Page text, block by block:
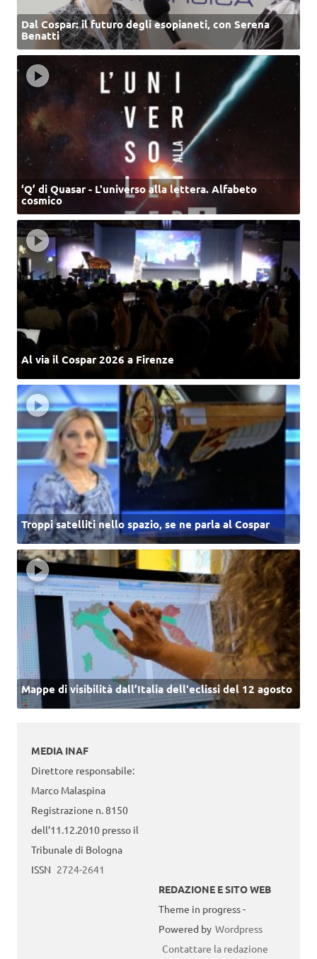
Dal Cospar: il futuro degli esopianeti, con Serena
Benatti
‘Q’ di Quasar - L'universo alla lettera. Alfabeto
cosmico
Al via il Cospar 2026 a Firenze
Troppi satelliti nello spazio, se ne parla al Cospar
Mappe di visibilità dall’Italia dell'eclissi del 12 agosto
MEDIA INAF
Direttore responsabile:
Marco Malaspina
Registrazione n. 8150
dell’11.12.2010 presso il
Tribunale di Bologna
ISSN 2724-2641
REDAZIONE E SITO WEB
Theme in progress -
Powered by Wordpress
Contattare la redazione